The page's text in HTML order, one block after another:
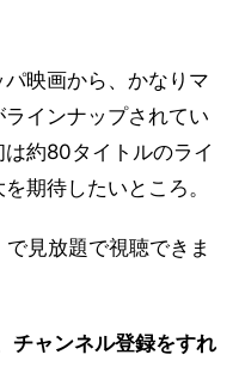
映画から、かなりマ
インナップされてい
約80タイトルのライ
期待したいところ。
で見放題で視聴できま
チャンネル登録をすれ